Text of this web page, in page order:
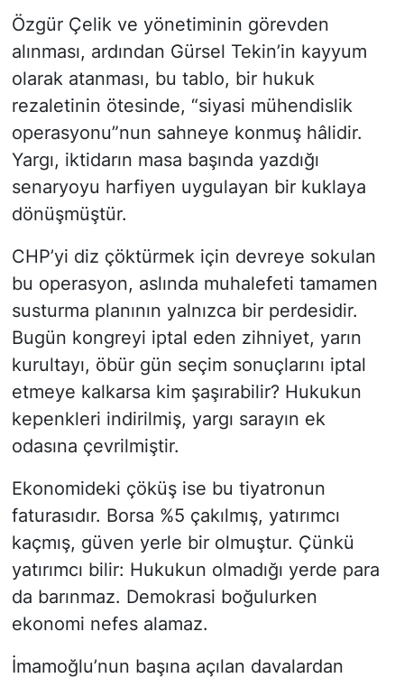
Özgür Çelik ve yönetiminin görevden
alınması, ardından Gürsel Tekin’in kayyum
olarak atanması, bu tablo, bir hukuk
rezaletinin ötesinde, “siyasi mühendislik
operasyonu”nun sahneye konmuş hâlidir.
Yargı, iktidarın masa başında yazdığı
senaryoyu harfiyen uygulayan bir kuklaya
dönüşmüştür.
CHP’yi diz çöktürmek için devreye sokulan
bu operasyon, aslında muhalefeti tamamen
susturma planının yalnızca bir perdesidir.
Bugün kongreyi iptal eden zihniyet, yarın
kurultayı, öbür gün seçim sonuçlarını iptal
etmeye kalkarsa kim şaşırabilir? Hukukun
kepenkleri indirilmiş, yargı sarayın ek
odasına çevrilmiştir.
Ekonomideki çöküş ise bu tiyatronun
faturasıdır. Borsa %5 çakılmış, yatırımcı
kaçmış, güven yerle bir olmuştur. Çünkü
yatırımcı bilir: Hukukun olmadığı yerde para
da barınmaz. Demokrasi boğulurken
ekonomi nefes alamaz.
İmamoğlu’nun başına açılan davalardan